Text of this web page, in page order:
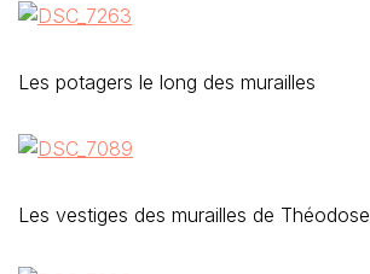
Les potagers le long des murailles
Les vestiges des murailles de Théodose